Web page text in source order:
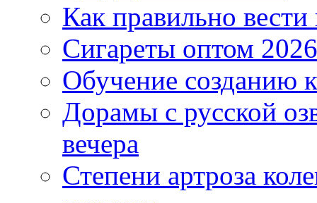
Как правильно
Сигареты оптом
Обучение созданию
Дорамы с русской
вечера
Степени артроза